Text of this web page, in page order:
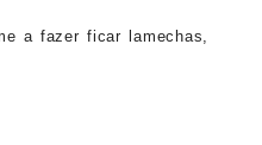
a fazer ficar lamechas,